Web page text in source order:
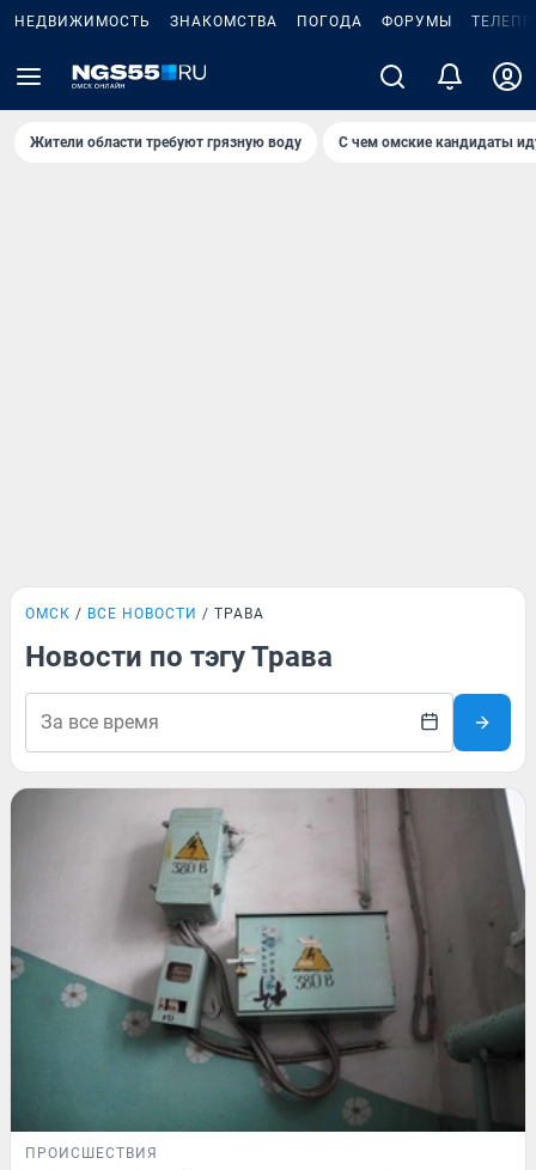
НЕДВИЖИМОСТЬ ЗНАКОМСТВА ПОГОДА ФОРУМЫ
Жители области требуют грязную воду С чем омские кандидаты
ОМСК ВСЕ НОВОСТИ ТРАВА
Новости по тэгу Трава
ПРОИСШЕСТВИЯ